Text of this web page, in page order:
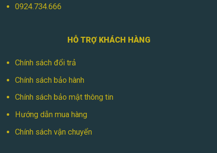
0924.734.666
HỖ TRỢ KHÁCH HÀNG
Chính sách đổi trả
Chính sách bảo hành
Chính sách bảo mật thông tin
Hướng dẫn mua hàng
Chính sách vận chuyển